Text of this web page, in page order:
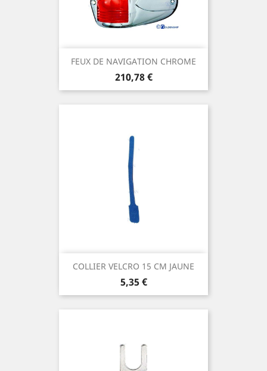
FEUX DE NAVIGATION CHROME
Prix
210,78 €
COLLIER VELCRO 15 CM JAUNE
Prix
5,35 €